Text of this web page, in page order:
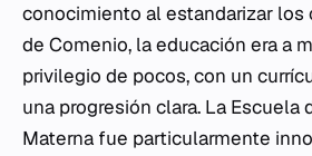
conocimiento al estandarizar los
de Comenio, la educación era a
privilegio de pocos, con un
una progresión clara. La Escuela
Materna fue particularmente